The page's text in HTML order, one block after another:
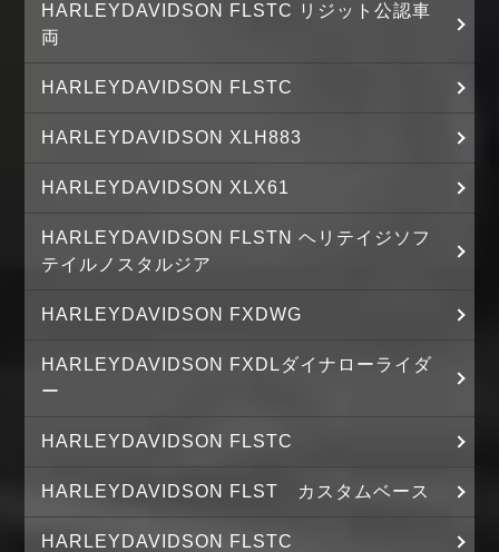
HARLEYDAVIDSON FLSTC リジット公認車
両
HARLEYDAVIDSON FLSTC
HARLEYDAVIDSON XLH883
HARLEYDAVIDSON XLX61
HARLEYDAVIDSON FLSTN ヘリテイジソフ
テイルノスタルジア
HARLEYDAVIDSON FXDWG
HARLEYDAVIDSON FXDLダイナローライダ
ー
HARLEYDAVIDSON FLSTC
HARLEYDAVIDSON FLST カスタムベース
HARLEYDAVIDSON FLSTC